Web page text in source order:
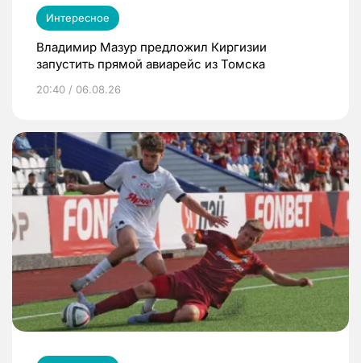
Интересное
Владимир Мазур предложил Киргизии
запустить прямой авиарейс из Томска
20:40 / 06.08.26